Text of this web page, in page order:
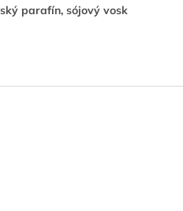
parafín, sójový vosk